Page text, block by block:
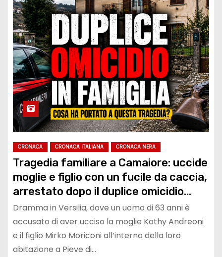
CRONACA CRONACA ITALIANA CRONACA NERA
Tragedia familiare a Camaiore: uccide
moglie e figlio con un fucile da caccia,
arrestato dopo il duplice omicidio
nella casa di Pieve di Camaiore
Dramma in Versilia, dove un uomo di 63 anni è
accusato di aver ucciso la moglie Kathy Andreoni
e il figlio Mirko Moriconi all’interno della loro
abitazione a Pieve di…